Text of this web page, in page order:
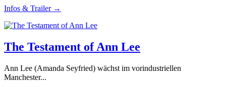
Infos & Trailer →
The Testament of Ann Lee
Ann Lee (Amanda Seyfried) wächst im vorindustriellen
Manchester...